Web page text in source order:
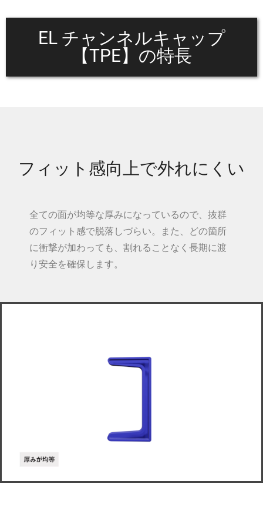
EL チャンネルキャップ
【TPE】の特長
フィット感向上で外れにくい
全ての面が均等な厚みになっているので、抜群
のフィット感で脱落しづらい。また、どの箇所
に衝撃が加わっても、割れることなく長期に渡
り安全を確保します。